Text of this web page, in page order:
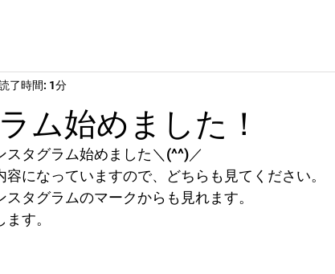
ム始めました！
了時間: 1分
タグラム始めました＼(^^)／
になっていますので、どちらも見てください。
タグラムのマークからも見れます。
す。